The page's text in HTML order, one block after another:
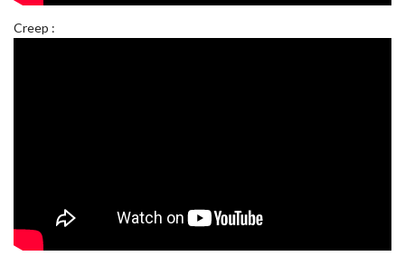
Creep :